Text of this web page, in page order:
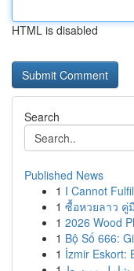
HTML is disabled
Search
Published News
1 I Cannot
1 ซื้อหวยลาว คู่
1 2026 Wood
1 Bộ Số 666:
1 İzmir Eskort: